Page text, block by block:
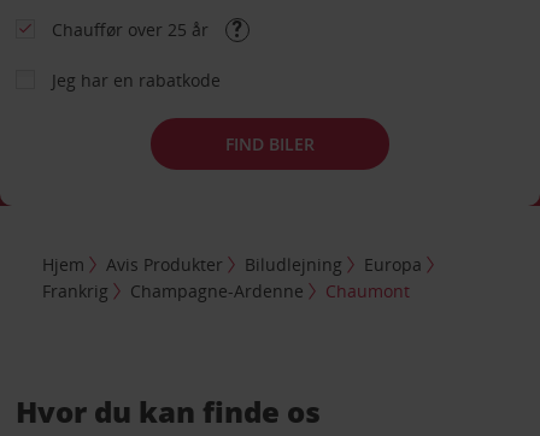
Chauffør over 25 år
Jeg har en rabatkode
FIND BILER
Hjem Avis Produkter Biludlejning
Europa
Frankrig
Champagne-Ardenne Chaumont
Hvor du kan finde os